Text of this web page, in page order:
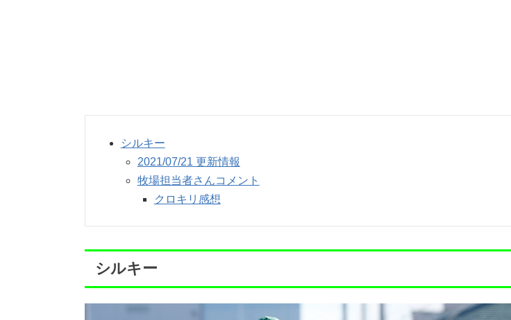
シルキー
2021/07/21 更新情報
牧場担当者さんコメント
クロキリ感想
シルキー